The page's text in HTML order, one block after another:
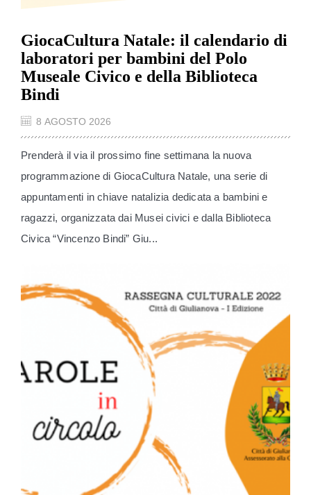
GiocaCultura Natale: il calendario di
laboratori per bambini del Polo
Museale Civico e della Biblioteca
Bindi
8 AGOSTO 2026
Prenderà il via il prossimo fine settimana la nuova
programmazione di GiocaCultura Natale, una serie di
appuntamenti in chiave natalizia dedicata a bambini e
ragazzi, organizzata dai Musei civici e dalla Biblioteca
Civica “Vincenzo Bindi” Giu...